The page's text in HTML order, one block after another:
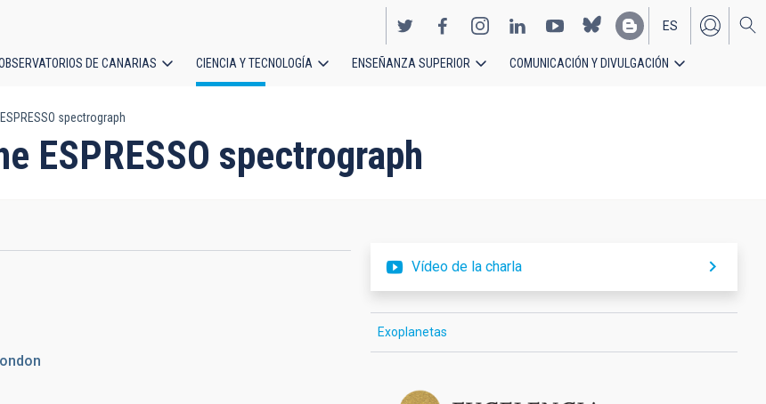
EN
ES
DE CANARIAS CIENCIA Y TECNOLOGÍA ENSEÑANZA SUPERIOR COMUNICACIÓN Y DIVULGACIÓN
spectrograph
ESPRESSO spectrograph
Vídeo de la charla
Exoplanetas